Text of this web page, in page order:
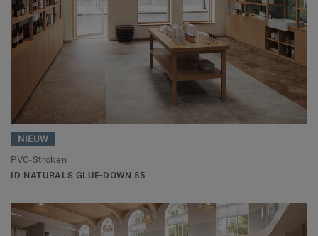
NIEUW
PVC-Stroken
ID NATURALS GLUE-DOWN 55